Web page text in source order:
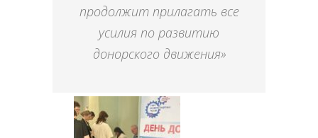
продолжит прилагать все
усилия по развитию
донорского движения»